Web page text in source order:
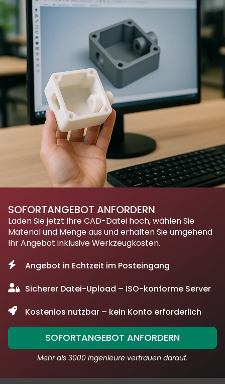
SOFORTANGEBOT ANFORDERN
Laden Sie jetzt Ihre CAD-Datei hoch, wählen Sie
Material und Menge aus und erhalten Sie umgehend
Ihr Angebot inklusive Werkzeugkosten.
Angebot in Echtzeit im Posteingang
Sicherer Datei-Upload – ISO-konforme Server
Kostenlos nutzbar – kein Konto erforderlich
SOFORTANGEBOT ANFORDERN
Mehr als 3000 Ingenieure vertrauen darauf.